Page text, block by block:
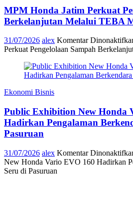
MPM Honda Jatim Perkuat
Berkelanjutan Melalui TEBA
31/07/2026 alex Komentar
Perkuat Pengelolaan Sampah
Ekonomi Bisnis
Public Exhibition New Honda
Hadirkan Pengalaman
Pasuruan
31/07/2026 alex Komentar
New Honda Vario EVO 160 Hadirkan
Seru di Pasuruan